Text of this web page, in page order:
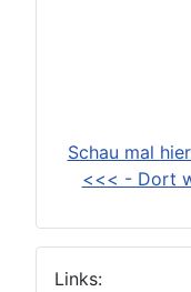
Schau mal
<<< - Dort
Links: